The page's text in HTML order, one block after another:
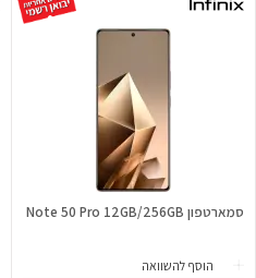
סמארטפון Note 50 Pro 12GB/256GB
הוסף להשוואה